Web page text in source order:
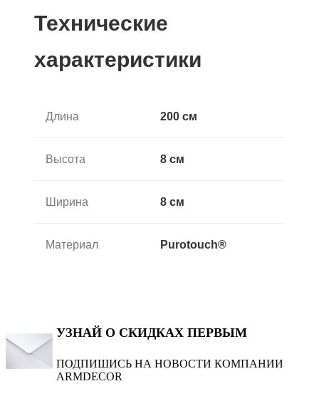
Технические
характеристики
Длина 200 см
Высота 8 см
Ширина 8 см
Материал Purotouch®
УЗНАЙ О СКИДКАХ ПЕРВЫМ
ПОДПИШИСЬ НА НОВОСТИ КОМПАНИИ
ARMDECOR